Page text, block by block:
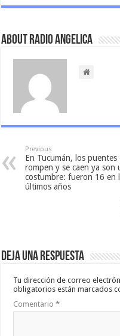
About Radio Angelica
Previous
En Tucumán, los puentes
rompen y se caen ya son
costumbre: fueron 16 en
últimos años
Deja una respuesta
Tu dirección de correo
obligatorios están marcados
Comentario*